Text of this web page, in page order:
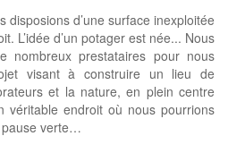
disposions d’une surface inexploitée
L’idée d’un potager est née... Nous
nombreux prestataires pour nous
visant à construire un lieu de
et la nature, en plein centre
véritable endroit où nous pourrions
pause verte…